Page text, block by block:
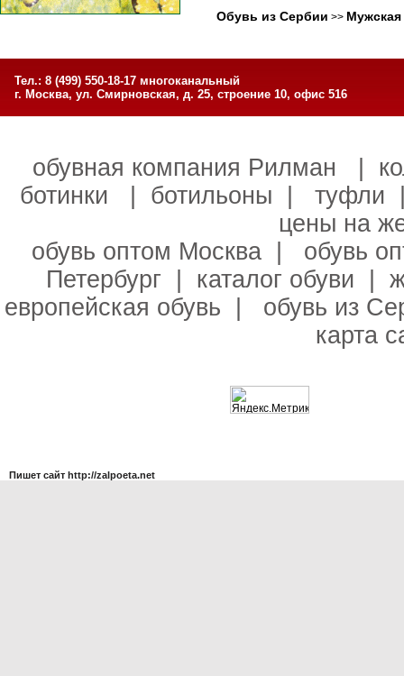
Обувь из Сербии >>
Тел.: 8 (499) 550-18-17 многоканальный
г. Москва, ул. Смирновская, д. 25, строение 10, офис 516
обувная компания Рилман
ботинки
ботильоны туфли
цены на
обувь оптом Москва
обувь
Петербург
каталог обуви
европейская обувь
обувь из
карта
Пишет сайт http://zalpoeta.net